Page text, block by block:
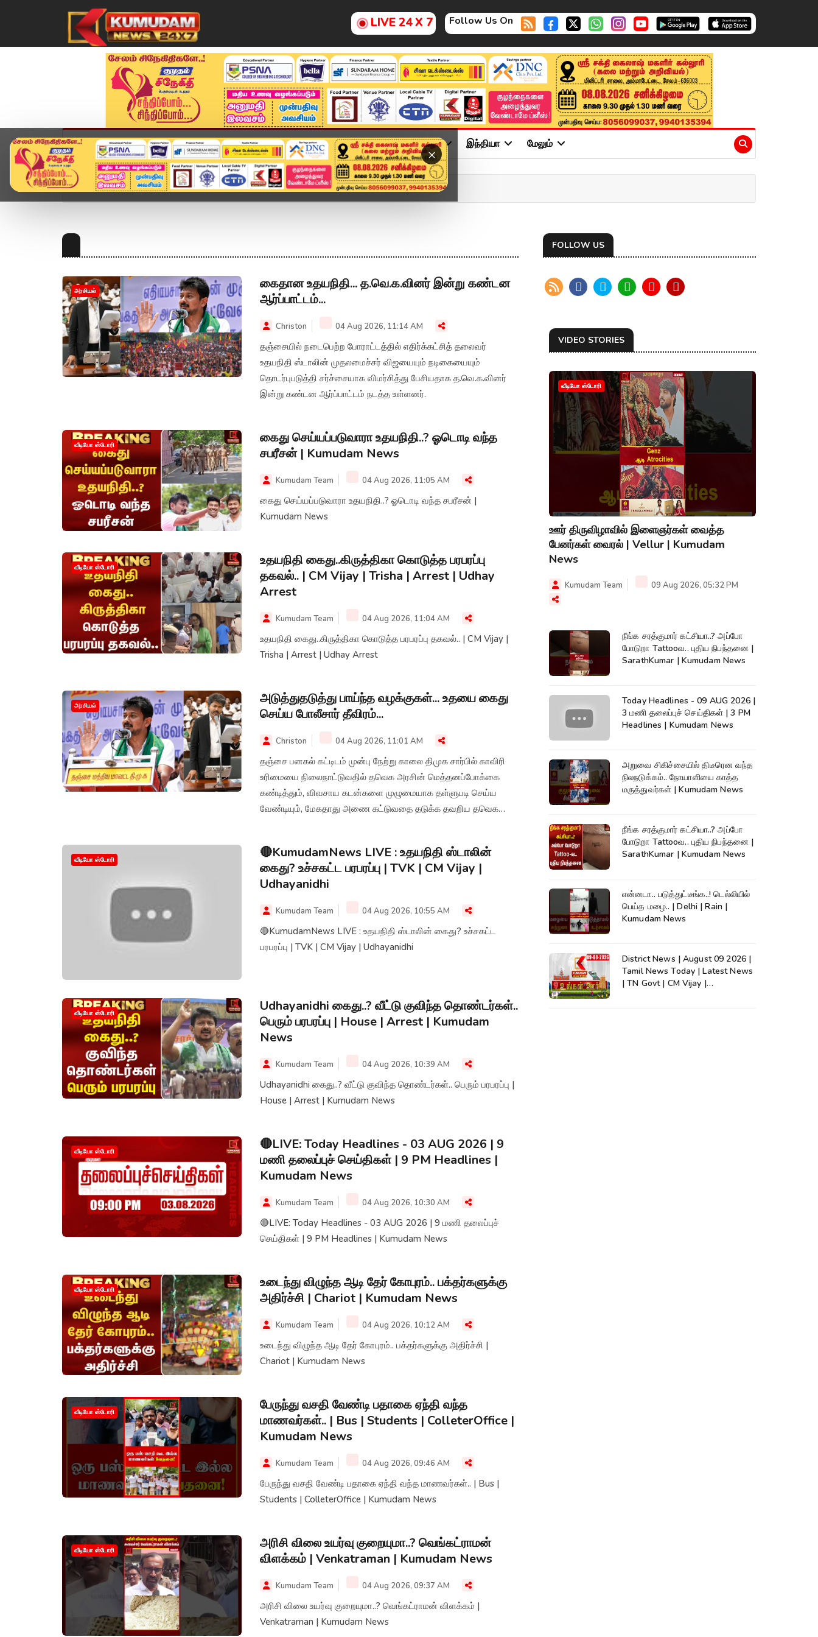
LIVE 24 X 7 Follow Us On
×
முகப்பு விளையாட்டு அண்மை தமிழ்நாடு சினிமா அரசியல் விளையாட்டு இந்தியா மேலும்
Home
அரசியல்
கைதான உதயநிதி... த.வெ.க.வினர் இன்று கண்டன
ஆர்ப்பாட்டம்...
Christon 04 Aug 2026, 11:14 AM
தஞ்சையில் நடைபெற்ற போராட்டத்தில் எதிர்க்கட்சித் தலைவர்
உதயநிதி ஸ்டாலின் முதலமைச்சர் விஜயையும் நடிகையையும்
தொடர்புபடுத்தி சர்ச்சையாக விமர்சித்து பேசியதாக த.வெ.க.வினர்
இன்று கண்டன ஆர்ப்பாட்டம் நடத்த உள்ளனர்.
வீடியோ ஸ்டோரி
கைது செய்யப்படுவாரா உதயநிதி..? ஓடொடி வந்த
சபரீசன் | Kumudam News
Kumudam Team 04 Aug 2026, 11:05 AM
கைது செய்யப்படுவாரா உதயநிதி..? ஓடொடி வந்த சபரீசன் |
Kumudam News
வீடியோ ஸ்டோரி
உதயநிதி கைது..கிருத்திகா கொடுத்த பரபரப்பு
தகவல்.. | CM Vijay | Trisha | Arrest | Udhay
Arrest
Kumudam Team 04 Aug 2026, 11:04 AM
உதயநிதி கைது..கிருத்திகா கொடுத்த பரபரப்பு தகவல்.. | CM Vijay |
Trisha | Arrest | Udhay Arrest
அரசியல்
அடுத்துதடுத்து பாய்ந்த வழக்குகள்... உதயை கைது
செய்ய போலீசார் தீவிரம்...
Christon 04 Aug 2026, 11:01 AM
தஞ்சை பனகல் கட்டிடம் முன்பு நேற்று காலை திமுக சார்பில் காவிரி
உரிமையை நிலைநாட்டுவதில் தவெக அரசின் மெத்தனப்போக்கை
கண்டித்தும், விவசாய கடன்களை முழுமையாக தள்ளுபடி செய்ய
வேண்டியும், மேகதாது அணை கட்டுவதை தடுக்க தவறிய தவெக
வீடியோ ஸ்டோரி
🔴KumudamNews LIVE : உதயநிதி ஸ்டாலின்
கைது? உச்சகட்ட பரபரப்பு | TVK | CM Vijay |
Udhayanidhi
Kumudam Team 04 Aug 2026, 10:55 AM
🔴KumudamNews LIVE : உதயநிதி ஸ்டாலின் கைது? உச்சகட்ட
பரபரப்பு | TVK | CM Vijay | Udhayanidhi
வீடியோ ஸ்டோரி
Udhayanidhi கைது..? வீட்டு குவிந்த தொண்டர்கள்..
பெரும் பரபரப்பு | House | Arrest | Kumudam
News
Kumudam Team 04 Aug 2026, 10:39 AM
Udhayanidhi கைது..? வீட்டு குவிந்த தொண்டர்கள்.. பெரும் பரபரப்பு |
House | Arrest | Kumudam News
வீடியோ ஸ்டோரி
🔴LIVE: Today Headlines - 03 AUG 2026 | 9
மணி தலைப்புச் செய்திகள் | 9 PM Headlines |
Kumudam News
Kumudam Team 04 Aug 2026, 10:30 AM
🔴LIVE: Today Headlines - 03 AUG 2026 | 9 மணி தலைப்புச்
செய்திகள் | 9 PM Headlines | Kumudam News
வீடியோ ஸ்டோரி
உடைந்து விழுந்த ஆடி தேர் கோபுரம்.. பக்தர்களுக்கு
அதிர்ச்சி | Chariot | Kumudam News
Kumudam Team 04 Aug 2026, 10:12 AM
உடைந்து விழுந்த ஆடி தேர் கோபுரம்.. பக்தர்களுக்கு அதிர்ச்சி |
Chariot | Kumudam News
வீடியோ ஸ்டோரி
பேருந்து வசதி வேண்டி பதாகை ஏந்தி வந்த
மாணவர்கள்.. | Bus | Students | ColleterOffice |
Kumudam News
Kumudam Team 04 Aug 2026, 09:46 AM
பேருந்து வசதி வேண்டி பதாகை ஏந்தி வந்த மாணவர்கள்.. | Bus |
Students | ColleterOffice | Kumudam News
வீடியோ ஸ்டோரி
அரிசி விலை உயர்வு குறையுமா..? வெங்கட்ராமன்
விளக்கம் | Venkatraman | Kumudam News
Kumudam Team 04 Aug 2026, 09:37 AM
அரிசி விலை உயர்வு குறையுமா..? வெங்கட்ராமன் விளக்கம் |
Venkatraman | Kumudam News
FOLLOW US
VIDEO STORIES
வீடியோ ஸ்டோரி
ஊர் திருவிழாவில் இளைஞர்கள் வைத்த
பேனர்கள் வைரல் | Vellur | Kumudam
News
Kumudam Team 09 Aug 2026, 05:32 PM
நீங்க சரத்குமார் கட்சியா..? அப்போ
போடுறா Tattooவ.. புதிய நிபந்தனை |
SarathKumar | Kumudam News
Today Headlines - 09 AUG 2026 |
3 மணி தலைப்புச் செய்திகள் | 3 PM
Headlines | Kumudam News
அறுவை சிகிச்சையில் திடீரென வந்த
நிலநடுக்கம்.. நோயாளியை காத்த
மருத்துவர்கள் | Kumudam News
நீங்க சரத்குமார் கட்சியா..? அப்போ
போடுறா Tattooவ.. புதிய நிபந்தனை |
SarathKumar | Kumudam News
என்னடா.. படுத்துட்டீங்க..! டெல்லியில்
பெய்த மழை.. | Delhi | Rain |
Kumudam News
District News | August 09 2026 |
Tamil News Today | Latest News
| TN Govt | CM Vijay |